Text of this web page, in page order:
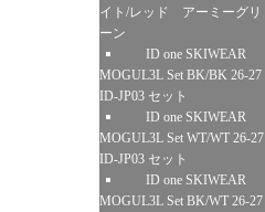
イト/レッド アーミーグリ
ーン
ID one SKIWEAR
MOGUL3L Set BK/BK 26-27
ID-JP03 セット
ID one SKIWEAR
MOGUL3L Set WT/WT 26-27
ID-JP03 セット
ID one SKIWEAR
MOGUL3L Set BK/WT 26-27